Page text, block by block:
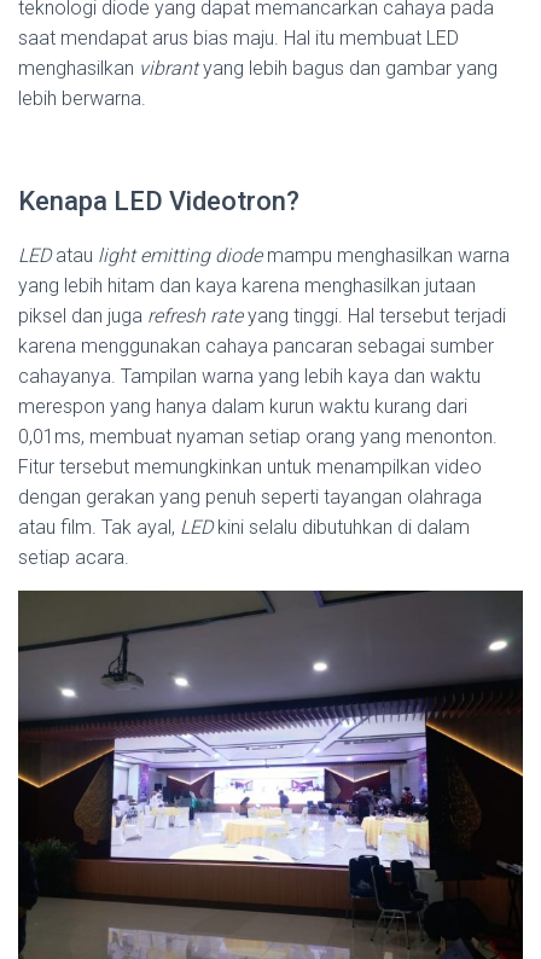
teknologi diode yang dapat memancarkan cahaya pada
saat mendapat arus bias maju. Hal itu membuat LED
menghasilkan vibrantyang lebih bagus dan gambar yang
lebih berwarna.
Kenapa LED Videotron?
LEDatau light emitting diodemampu menghasilkan warna
yang lebih hitam dan kaya karena menghasilkan jutaan
piksel dan juga refresh rateyang tinggi. Hal tersebut terjadi
karena menggunakan cahaya pancaran sebagai sumber
cahayanya. Tampilan warna yang lebih kaya dan waktu
merespon yang hanya dalam kurun waktu kurang dari
0,01ms, membuat nyaman setiap orang yang menonton.
Fitur tersebut memungkinkan untuk menampilkan video
dengan gerakan yang penuh seperti tayangan olahraga
atau film. Tak ayal, LEDkini selalu dibutuhkan di dalam
setiap acara.